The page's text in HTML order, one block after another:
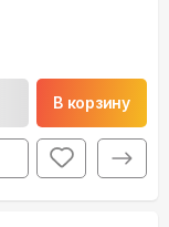
В корзину